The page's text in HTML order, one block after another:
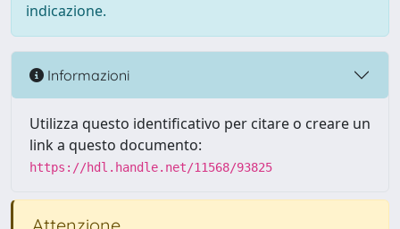
indicazione.
Informazioni
Utilizza questo identificativo per citare o creare un
link a questo documento:
https://hdl.handle.net/11568/93825